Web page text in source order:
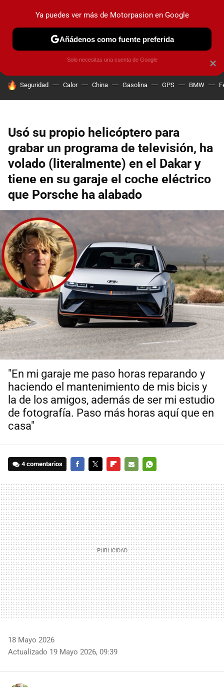
PRUEBAS COCHES ELÉCTRICOS OBSERVATORIO
HOY SE HABLA DE
Seguridad Calor China Gasolina GPS BMW
Usó su propio helicóptero para
grabar un programa de televisión, ha
volado (literalmente) en el Dakar y
tiene en su garaje el coche eléctrico
que Porsche ha alabado
"En mi garaje me paso horas reparando y
haciendo el mantenimiento de mis bicis y
la de los amigos, además de ser mi estudio
de fotografía. Paso más horas aquí que en
casa"
4 comentarios
MAIL
18 Mayo 2026
Actualizado 19 Mayo 2026, 09:39
×
Ya puedes ver más de Motorpasion en Google
Añádenos como fuente preferida
Solo necesitas una cuenta de Google